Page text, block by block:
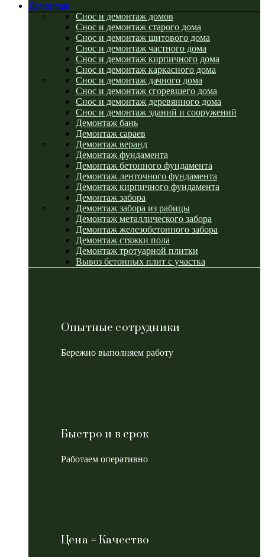
Демонтаж
Снос и демонтаж домов
Снос и демонтаж старого дома
Снос и демонтаж щитового дома
Снос и демонтаж частного дома
Снос и демонтаж кирпичного дома
Снос и демонтаж каркасного дома
Снос и демонтаж дачного дома
Снос и демонтаж сгоревшего дома
Снос и демонтаж деревянного дома
Снос и демонтаж зданий и сооружений
Демонтаж бань
Демонтаж сараев
Демонтаж веранд
Демонтаж фундамента
Демонтаж бетонного фундамента
Демонтаж ленточного фундамента
Демонтаж кирпичного фундамента
Демонтаж забора
Демонтаж забора из рабицы
Демонтаж металлического забора
Демонтаж железобетонного забора
Демонтаж стяжки пола
Демонтаж тротуарной плитки
Вывоз бетонных плит с участка
Опытные сотрудники
Бережно выполняем работу
Быстро и в срок
Работаем оперативно
Цена = Качество